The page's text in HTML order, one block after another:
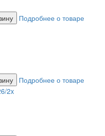
Подробнее о товаре
Подробнее о товаре
2x